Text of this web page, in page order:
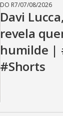
DO R7/07/08/2026
Davi
revela
humilde |
#Shorts